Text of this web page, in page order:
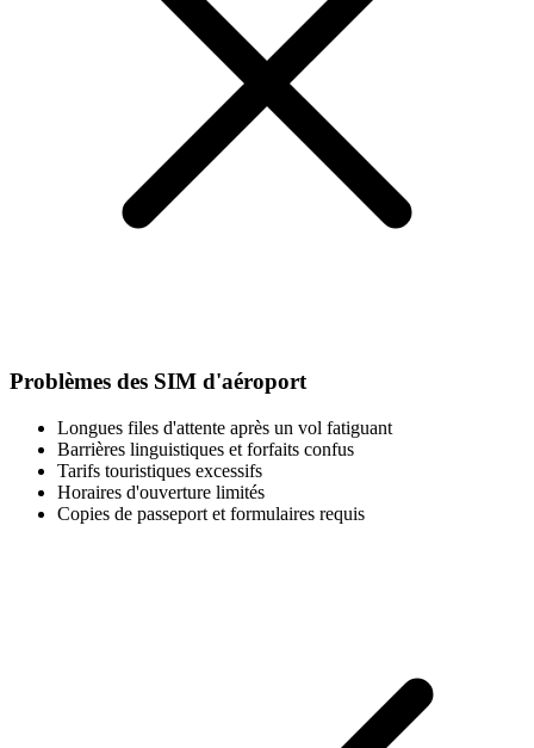
Problèmes des SIM d'aéroport
Longues files d'attente après un vol fatiguant
Barrières linguistiques et forfaits confus
Tarifs touristiques excessifs
Horaires d'ouverture limités
Copies de passeport et formulaires requis